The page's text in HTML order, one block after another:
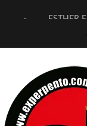
ESTHER
TIMBRE 4,
30 AÑOS